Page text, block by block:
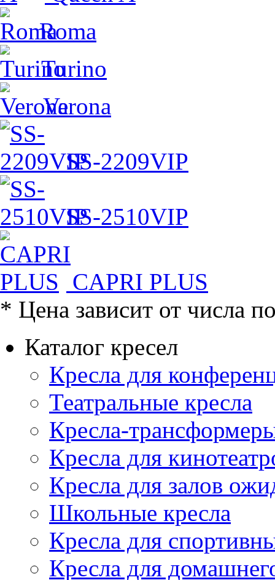
Roma
Turino
Verona
SS-2209VIP
SS-2510VIP
CAPRI PLUS
* Цена зависит от числа
Каталог кресел
Кресла для
Театральные кресла
Кресла-
Кресла для
Кресла для залов
Школьные кресла
Кресла для
Кресла для